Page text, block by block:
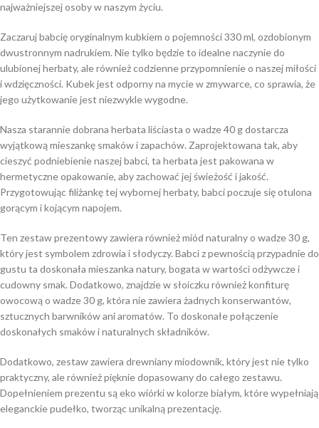
najważniejszej osoby w naszym życiu.
Zaczaruj babcię oryginalnym kubkiem o pojemności 330 ml, ozdobionym
dwustronnym nadrukiem. Nie tylko będzie to idealne naczynie do
ulubionej herbaty, ale również codzienne przypomnienie o naszej miłości
i wdzięczności. Kubek jest odporny na mycie w zmywarce, co sprawia, że
jego użytkowanie jest niezwykle wygodne.
Nasza starannie dobrana herbata liściasta o wadze 40 g dostarcza
wyjątkową mieszankę smaków i zapachów. Zaprojektowana tak, aby
cieszyć podniebienie naszej babci, ta herbata jest pakowana w
hermetyczne opakowanie, aby zachować jej świeżość i jakość.
Przygotowując filiżankę tej wybornej herbaty, babci poczuje się otulona
gorącym i kojącym napojem.
Ten zestaw prezentowy zawiera również miód naturalny o wadze 30 g,
który jest symbolem zdrowia i słodyczy. Babci z pewnością przypadnie do
gustu ta doskonała mieszanka natury, bogata w wartości odżywcze i
cudowny smak. Dodatkowo, znajdzie w słoiczku również konfiturę
owocową o wadze 30 g, która nie zawiera żadnych konserwantów,
sztucznych barwników ani aromatów. To doskonałe połączenie
doskonałych smaków i naturalnych składników.
Dodatkowo, zestaw zawiera drewniany miodownik, który jest nie tylko
praktyczny, ale również pięknie dopasowany do całego zestawu.
Dopełnieniem prezentu są eko wiórki w kolorze białym, które wypełniają
eleganckie pudełko, tworząc unikalną prezentację.